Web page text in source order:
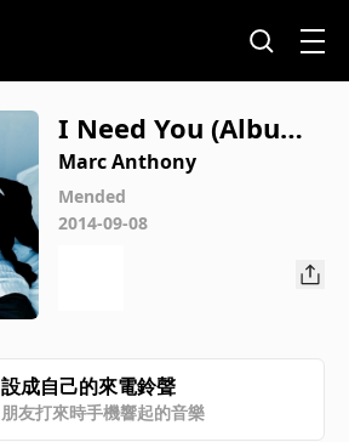
I Need You (Album
Version)
Marc Anthony
Mended
2014-09-08
設成自己的來電鈴聲
朋友打來時手機響起的音樂